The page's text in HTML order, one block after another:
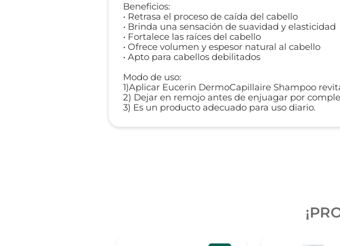
Beneficios:
• Retrasa el proceso de caída del cabello
• Brinda una sensación de suavidad y elasticidad
• Fortalece las raíces del cabello
• Ofrece volumen y espesor natural al cabello
• Apto para cabellos debilitados
Modo de uso:
1)Aplicar Eucerin DermoCapillaire Shampoo
2) Dejar en remojo antes de enjuagar por
3) Es un producto adecuado para uso diario.